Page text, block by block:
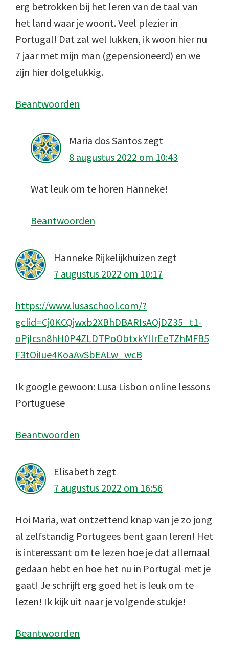
erg betrokken bij het leren van de taal van
het land waar je woont. Veel plezier in
Portugal! Dat zal wel lukken, ik woon hier nu
7 jaar met mijn man (gepensioneerd) en we
zijn hier dolgelukkig.
Beantwoorden
Maria dos Santos zegt
8 augustus 2022 om 10:43
Wat leuk om te horen Hanneke!
Beantwoorden
Hanneke Rijkelijkhuizen zegt
7 augustus 2022 om 10:17
https://www.lusaschool.com/?
gclid=Cj0KCQjwxb2XBhDBARIsAOjDZ35_t1-
oPjIcsn8hH0P4ZLDTPoObtxkYllrEeTZhMFB5
F3tOiIue4KoaAvSbEALw_wcB
Ik google gewoon: Lusa Lisbon online lessons
Portuguese
Beantwoorden
Elisabeth zegt
7 augustus 2022 om 16:56
Hoi Maria, wat ontzettend knap van je zo jong
al zelfstandig Portugees bent gaan leren! Het
is interessant om te lezen hoe je dat allemaal
gedaan hebt en hoe het nu in Portugal met je
gaat! Je schrijft erg goed het is leuk om te
lezen! Ik kijk uit naar je volgende stukje!
Beantwoorden